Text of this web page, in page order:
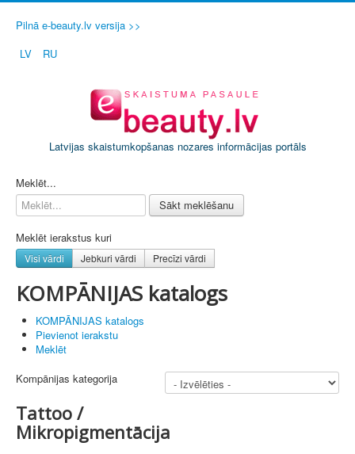
Pilnā e-beauty.lv versija >>
LV
RU
Latvijas skaistumkopšanas nozares informācijas portāls
Meklēt...
Sākt meklēšanu
Meklēt ierakstus kuri
Visi vārdi Jebkuri vārdi Precīzi vārdi
KOMPĀNIJAS katalogs
KOMPĀNIJAS katalogs
Pievienot ierakstu
Meklēt
Kompānijas kategorija
Tattoo /
Mikropigmentācija